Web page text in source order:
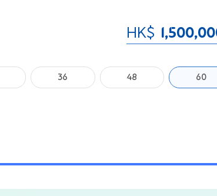
HK$
36 48 60